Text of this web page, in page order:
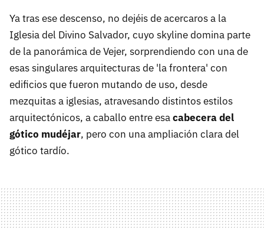
Ya tras ese descenso, no dejéis de acercaros a la
Iglesia del Divino Salvador, cuyo skyline domina parte
de la panorámica de Vejer, sorprendiendo con una de
esas singulares arquitecturas de 'la frontera' con
edificios que fueron mutando de uso, desde
mezquitas a iglesias, atravesando distintos estilos
arquitectónicos, a caballo entre esacabecera del
gótico mudéjar, pero con una ampliación clara del
gótico tardío.